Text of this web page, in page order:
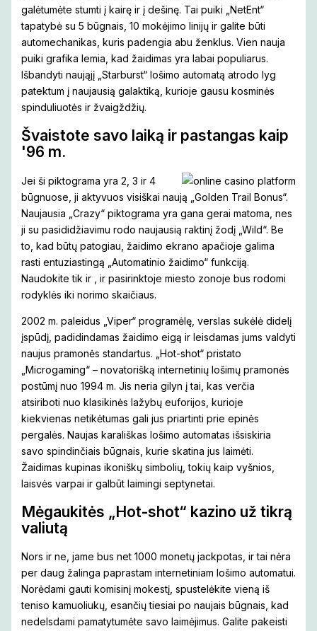
galėtumėte stumti į kairę ir į dešinę. Tai puiki „NetEnt“
tapatybė su 5 būgnais, 10 mokėjimo linijų ir galite būti
automechanikas, kuris padengia abu ženklus. Vien nauja
puiki grafika lemia, kad žaidimas yra labai populiarus.
Išbandyti naująjį „Starburst“ lošimo automatą atrodo lyg
patektum į naujausią galaktiką, kurioje gausu kosminės
spinduliuotės ir žvaigždžių.
Švaistote savo laiką ir pastangas kaip
'96 m.
Jei ši piktograma yra 2, 3 ir 4
būgnuose, ji aktyvuos visiškai naują „Golden Trail Bonus“.
Naujausia „Crazy“ piktograma yra gana gerai matoma, nes
ji su pasididžiavimu rodo naujausią raktinį žodį „Wild“. Be
to, kad būtų patogiau, žaidimo ekrano apačioje galima
rasti entuziastingą „Automatinio žaidimo“ funkciją.
Naudokite tik ir , ir pasirinktoje miesto zonoje bus rodomi
rodyklės iki norimo skaičiaus.
2002 m. paleidus „Viper“ programėlę, verslas sukėlė didelį
įspūdį, padidindamas žaidimo eigą ir leisdamas jums valdyti
naujus pramonės standartus. „Hot-shot“ pristato
„Microgaming“ – novatorišką internetinių lošimų pramonės
postūmį nuo 1994 m. Jis neria gilyn į tai, kas verčia
atsiriboti nuo klasikinės lažybų euforijos, kurioje
kiekvienas netikėtumas gali jus priartinti prie epinės
pergalės. Naujas karališkas lošimo automatas išsiskiria
savo spindinčiais būgnais, kurie skatina jus laimėti.
Žaidimas kupinas ikoniškų simbolių, tokių kaip vyšnios,
laisvės varpai ir galbūt laimingi septynetai.
Mėgaukitės „Hot-shot“ kazino už tikrą
valiutą
Nors ir ne, jame bus net 1000 monetų jackpotas, ir tai nėra
per daug žalinga paprastam internetiniam lošimo automatui.
Norėdami gauti komisinį mokestį, spustelėkite vieną iš
teniso kamuoliukų, esančių tiesiai po naujais būgnais, kad
nedelsdami pamatytumėte savo laimėjimus. Galite pakeisti